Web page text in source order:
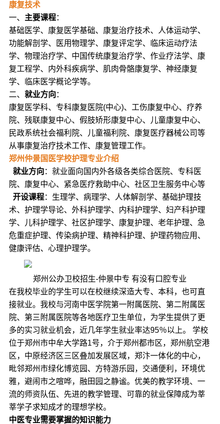
康复技术
一、 主要课程：
基础医学、康复医学基础、康复治疗技术、人体运动学、
功能解剖学、医用物理学、康复评定学、临床运动疗法
学、物理治疗学、中国传统康复治疗学、作业疗法学、康
复工程学、内外科疾病学、肌肉骨骼康复学、神经康复
学、临床医学概论学等。
二、 就业方向 ：
康复医学科、专科康复医院(中心)、工伤康复中心、疗养
院、残联康复中心、假肢矫形康复中心、儿童康复中心、
民政系统社会福利院、儿童福利院、康复医疗器械公司等
从事康复治疗技术工作、康复管理工作。
郑州仲景国医学校护理专业介绍
就业方向 ：就业面向国内外各级各类综合医院、专科医
院、康复中心、紧急医疗救助中心、社区卫生服务中心等
开设课程：生理学、病理学、人体解剖学、基础护理技
术、护理学导论、外科护理学、内科护理学、妇产科护理
学、儿科护理学、社区护理学、康复护理、老年护理、急
危重症护理、传染病护理、精神科护理、护理药物应用、
健康评估、心理护理学。
郑州公办卫校招生-仲景中专 有没有口腔专业
在我校毕业的学生可以在校继续深造大专、本科，也可直
接就业。我校与河南中医学院第一附属医院、第二附属医
院、第三附属医院等各地医疗卫生单位，为学生提供了更
多的实习就业机会，近几年学生就业率达95％以上。 学校
位于郑州市中牟大学路1号，介于郑州都市区，郑州航空港
区，中原经济区三区叠加发展区域，郑汴一体化的中心，
毗邻郑州市绿化博览园、方特游乐园，交通便利，环境优
雅，避闹市之喧哗，融田园之静谧。优美的教学环境、一
流的师资队伍、先进的教学管理、可靠的就业保障成为莘
莘学子求知成才的理想学校。
中医专业需要掌握的知识能力